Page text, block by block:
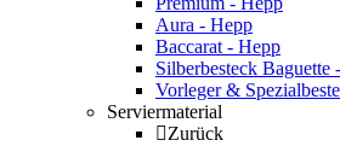
Aura - Hepp
Baccarat - Hepp
Silberbesteck Baguette
Vorleger &
Serviermaterial
Zurück